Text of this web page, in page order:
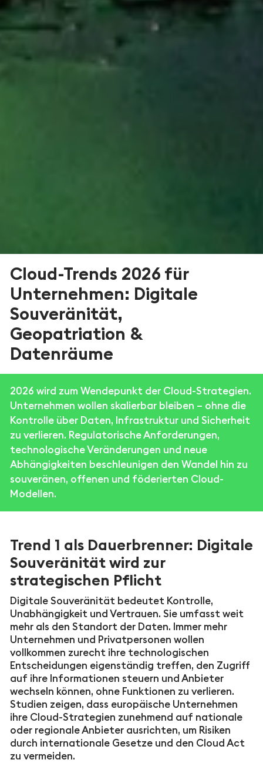
Cloud-Trends 2026 für
Unternehmen: Digitale
Souveränität,
Geopatriation &
Datenräume
2026 wird zum Wendepunkt der Cloud-Strategien.
Unternehmen wollen skalierbar bleiben – ohne die
Kontrolle über Daten, Infrastruktur und Sicherheit
zu verlieren. Regulatorische Anforderungen,
technologische Veränderungen und neue
Abhängigkeiten beschleunigen den Wandel hin zu
souveränen, offenen und föderierten Cloud-
Modellen.
Trend 1 als Dauerbrenner: Digitale
Souveränität wird zur
strategischen Pflicht
Digitale Souveränität bedeutet Kontrolle,
Unabhängigkeit und Vertrauen. Sie umfasst weit
mehr als den Standort der Daten. Immer mehr
Unternehmen und Privatpersonen wollen
vollkommen zurecht ihre technologischen
Entscheidungen eigenständig treffen, den Zugriff
auf ihre Informationen steuern und Anbieter
wechseln können, ohne Funktionen zu verlieren.
Studien zeigen, dass europäische Unternehmen
ihre Cloud-Strategien zunehmend auf nationale
oder regionale Anbieter ausrichten, um Risiken
durch internationale Gesetze und den Cloud Act
zu vermeiden.